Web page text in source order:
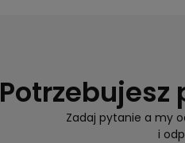
Zadaj pytanie a my
i